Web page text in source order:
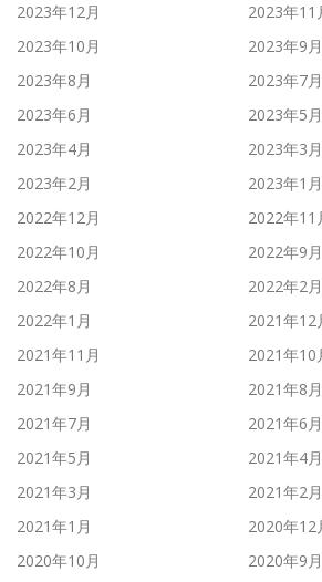
2023年12月
2023年11
2023年10月
2023年9月
2023年8月
2023年7月
2023年6月
2023年5月
2023年4月
2023年3月
2023年2月
2023年1月
2022年12月
2022年11
2022年10月
2022年9月
2022年8月
2022年2月
2022年1月
2021年12
2021年11月
2021年10
2021年9月
2021年8月
2021年7月
2021年6月
2021年5月
2021年4月
2021年3月
2021年2月
2021年1月
2020年12
2020年10月
2020年9月